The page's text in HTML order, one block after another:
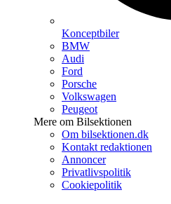
Konceptbiler
BMW
Audi
Ford
Porsche
Volkswagen
Peugeot
Mere om Bilsektionen
Om bilsektionen.dk
Kontakt redaktionen
Annoncer
Privatlivspolitik
Cookiepolitik